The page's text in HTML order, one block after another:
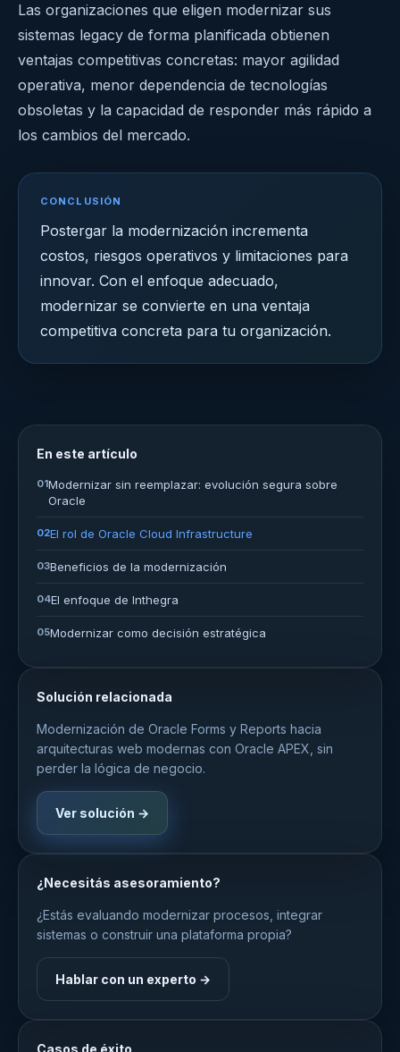
Las organizaciones que eligen modernizar sus
sistemas legacy de forma planificada obtienen
ventajas competitivas concretas: mayor agilidad
operativa, menor dependencia de tecnologías
obsoletas y la capacidad de responder más rápido a
los cambios del mercado.
CONCLUSIÓN
Postergar la modernización incrementa
costos, riesgos operativos y limitaciones para
innovar. Con el enfoque adecuado,
modernizar se convierte en una ventaja
competitiva concreta para tu organización.
En este artículo
01Modernizar sin reemplazar: evolución segura sobre
Oracle
02El rol de Oracle Cloud Infrastructure
03Beneficios de la modernización
04El enfoque de Inthegra
05Modernizar como decisión estratégica
Solución relacionada
Modernización de Oracle Forms y Reports hacia
arquitecturas web modernas con Oracle APEX, sin
perder la lógica de negocio.
Ver solución →
¿Necesitás asesoramiento?
¿Estás evaluando modernizar procesos, integrar
sistemas o construir una plataforma propia?
Hablar con un experto →
Casos de éxito